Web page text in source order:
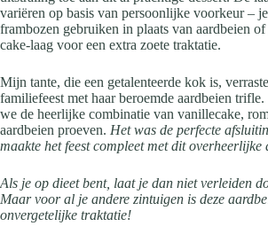
variëren op basis van persoonlijke voorkeur –
frambozen gebruiken in plaats van aardbeien
cake-laag voor een extra zoete traktatie.
Mijn tante, die een getalenteerde kok is,
familiefeest met haar beroemde aardbeien
we de heerlijke combinatie van vanillecake,
aardbeien proeven. Het was de perfecte
maakte het feest compleet met dit overheerlijke
Als je op dieet bent, laat je dan niet verleiden
Maar voor al je andere zintuigen is deze
onvergetelijke traktatie!